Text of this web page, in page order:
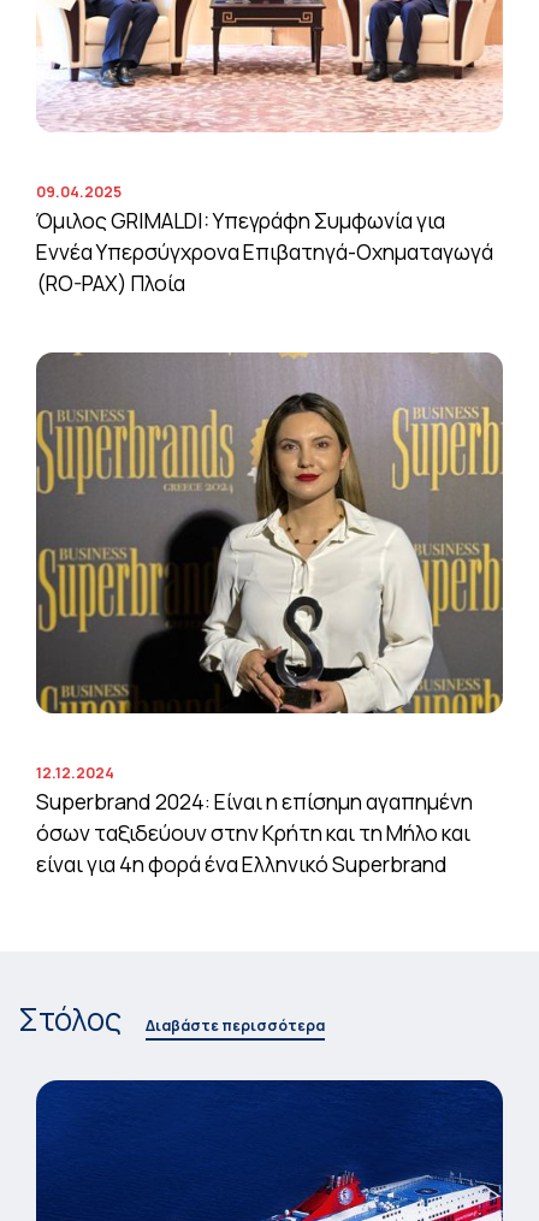
09.04.2025
Όμιλος GRIMALDI: Υπεγράφη Συμφωνία για
Εννέα Υπερσύγχρονα Επιβατηγά-Οχηματαγωγά
(RO-PAX) Πλοία
12.12.2024
Superbrand 2024: Είναι η επίσημη αγαπημένη
όσων ταξιδεύουν στην Κρήτη και τη Μήλο και
είναι για 4η φορά ένα Ελληνικό Superbrand
Στόλος Διαβάστε περισσότερα